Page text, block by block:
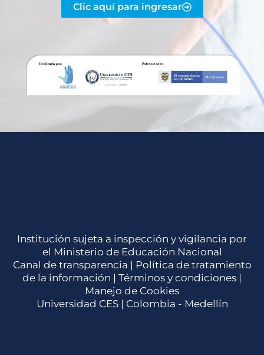
Clic aquí para ingresar
Institución sujeta a inspección y vigilancia por
el Ministerio de Educación Nacional
Canal de transparencia | Política de tratamiento
de la información | Términos y condiciones |
Manejo de Cookies
Universidad CES | Colombia - Medellín